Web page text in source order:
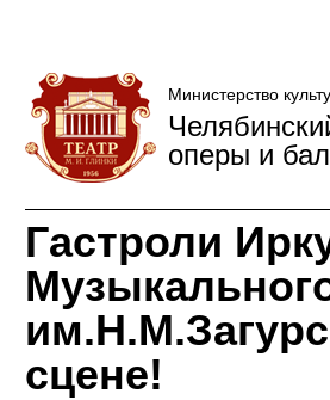
Министерство
оперы и
Гастроли
сцене!